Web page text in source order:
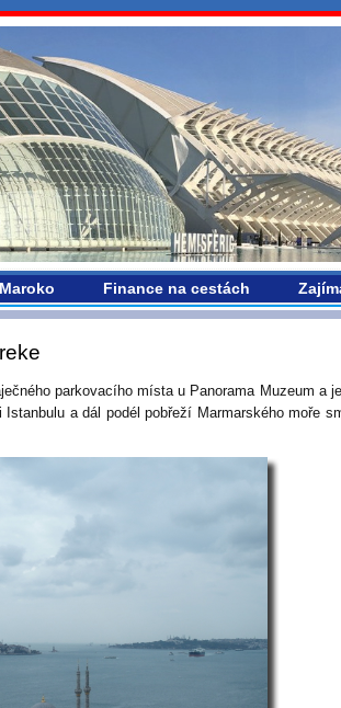
Maroko Finance na cestách
parkovacího místa u Panorama Muzeum a
a dál podél pobřeží Marmarského moře